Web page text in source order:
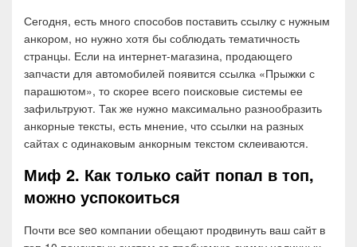
Сегодня, есть много способов поставить ссылку с нужным
анкором, но нужно хотя бы соблюдать тематичность
странцы. Если на интернет-магазина, продающего
запчасти для автомобилей появится ссылка «Прыжки с
парашютом», то скорее всего поисковые системы ее
зафильтруют. Так же нужно максимально разнообразить
анкорные тексты, есть мнение, что ссылки на разных
сайтах с одинаковым анкорным текстом склеиваются.
Миф 2. Как только сайт попал в топ,
можно успокоиться
Почти все seo компании обещают продвинуть ваш сайт в